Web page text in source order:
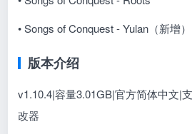
• Songs of Conquest - Yulan（新增）
版本介绍
v1.10.4|容量3.01GB|官方简体中文|
改器